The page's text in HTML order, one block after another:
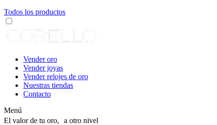
Todos los productos
Vender oro
Vender joyas
Vender relojes de oro
Nuestras tiendas
Contacto
Menú
El valor de tu oro, a otro nivel